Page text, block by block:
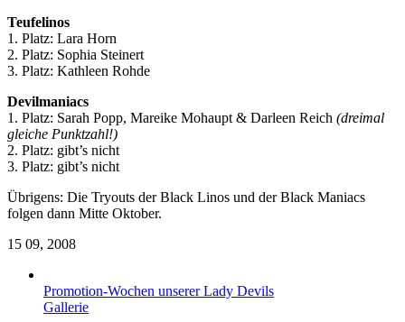
Teufelinos
1. Platz: Lara Horn
2. Platz: Sophia Steinert
3. Platz: Kathleen Rohde
Devilmaniacs
1. Platz: Sarah Popp, Mareike Mohaupt & Darleen Reich (dreimal
gleiche Punktzahl!)
2. Platz: gibt’s nicht
3. Platz: gibt’s nicht
Übrigens: Die Tryouts der Black Linos und der Black Maniacs
folgen dann Mitte Oktober.
15 09, 2008
Promotion-Wochen unserer Lady Devils
Gallerie